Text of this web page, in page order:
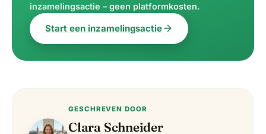
inzamelingsactie – geen platformkosten.
Start een inzamelingsactiearrow_forward
GESCHREVEN DOOR
Clara Schneider